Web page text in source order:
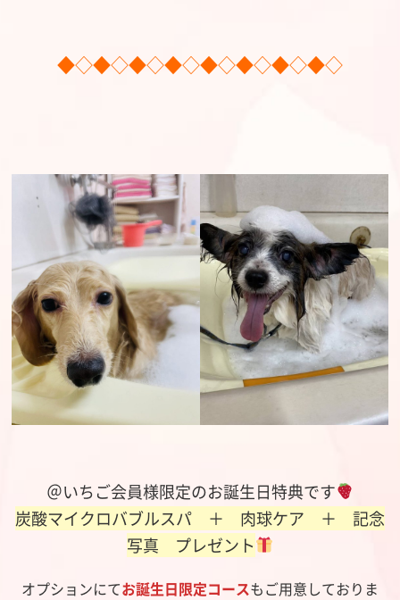
◆◇◆◇◆◇◆◇◆◇◆◇◆◇◆◇
＠いちご会員様限定のお誕生日特典です
炭酸マイクロバブルスパ ＋ 肉球ケア ＋ 記念
写真 プレゼント
オプションにてお誕生日限定コースもご用意しておりま